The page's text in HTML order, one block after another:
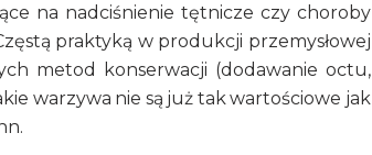
na nadciśnienie tętnicze czy choroby
praktyką w produkcji przemysłowej
metod konserwacji (dodawanie octu,
warzywa nie są już tak wartościowe jak